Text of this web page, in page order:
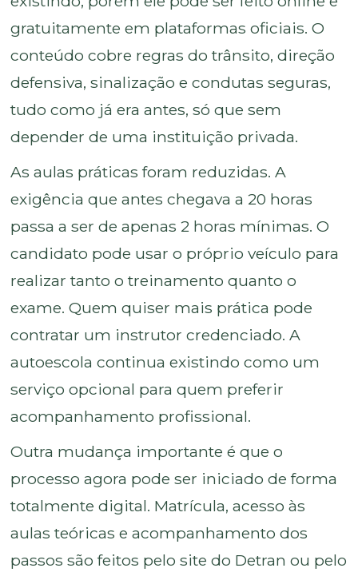
gratuitamente em plataformas oficiais. O
conteúdo cobre regras do trânsito, direção
defensiva, sinalização e condutas seguras,
tudo como já era antes, só que sem
depender de uma instituição privada.
As aulas práticas foram reduzidas. A
exigência que antes chegava a 20 horas
passa a ser de apenas 2 horas mínimas. O
candidato pode usar o próprio veículo para
realizar tanto o treinamento quanto o
exame. Quem quiser mais prática pode
contratar um instrutor credenciado. A
autoescola continua existindo como um
serviço opcional para quem preferir
acompanhamento profissional.
Outra mudança importante é que o
processo agora pode ser iniciado de forma
totalmente digital. Matrícula, acesso às
aulas teóricas e acompanhamento dos
passos são feitos pelo site do Detran ou pelo